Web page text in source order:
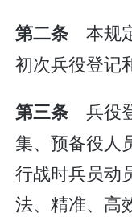
第二条本规
初次兵役登记
第三条兵役
集、预备役人
行战时兵员动
法、精准、高